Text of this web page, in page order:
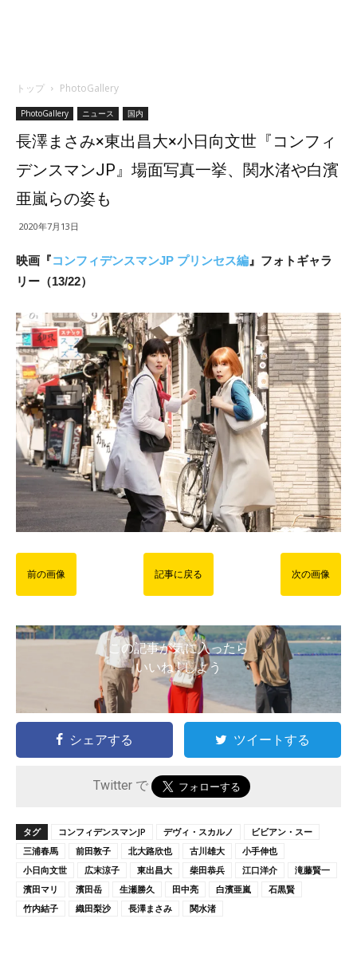
トップ PhotoGallery
PhotoGallery ニュース 国内
長澤まさみ×東出昌大×小日向文世『コンフィ
デンスマンJP』場面写真一挙、関水渚や白濱
亜嵐らの姿も
2020年7月13日
映画『コンフィデンスマンJP プリンセス編 』フォトギャラ
リー（13/22）
前の画像 記事に戻る 次の画像
この記事が気に入ったら
いいね ! しよう
シェアする ツイートする
Twitter で
タグ コンフィデンスマンJP デヴィ・スカルノ
ビビアン・スー
三浦春馬
前田敦子 北大路欣也 古川雄大
小手伸也
小日向文世
広末涼子 東出昌大 柴田恭兵 江口洋介
滝藤賢一
濱田マリ
濱田岳 生瀬勝久 田中亮 白濱亜嵐
石黒賢
竹内結子
織田梨沙 長澤まさみ 関水渚